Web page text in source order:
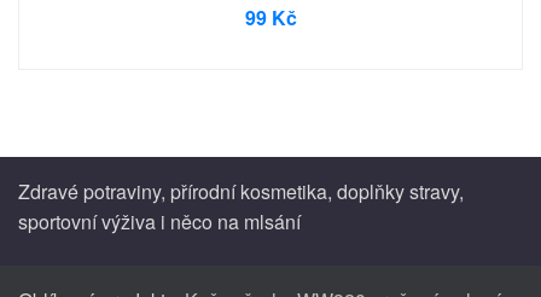
99 Kč
Zdravé potraviny, přírodní kosmetika, doplňky stravy,
sportovní výživa i něco na mlsání